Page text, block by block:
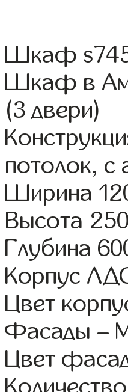
Шкаф
Шкаф в
(3 двери)
потолок, с
Ширина
Высота
Глубина
Корпус
Цвет
Фасады –
Цвет